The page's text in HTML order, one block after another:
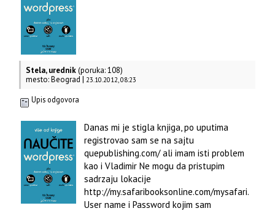
Stela, urednik(poruka: 108)
mesto: Beograd |23.10.2012, 08:23
Upis odgovora
Danas mi je stigla knjiga, po uputima
registrovao sam se na sajtu
quepublishing.com/ ali imam isti problem
kao i Vladimir Ne mogu da pristupim
sadrzaju lokacije
http://my.safaribooksonline.com/mysafari.
User name i Password kojim sam